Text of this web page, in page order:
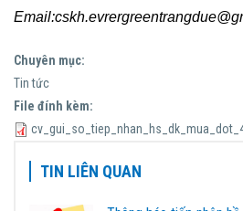
Email:
Chuyên mục:
Tin tức
File đính kèm:
TIN LIÊN QUAN